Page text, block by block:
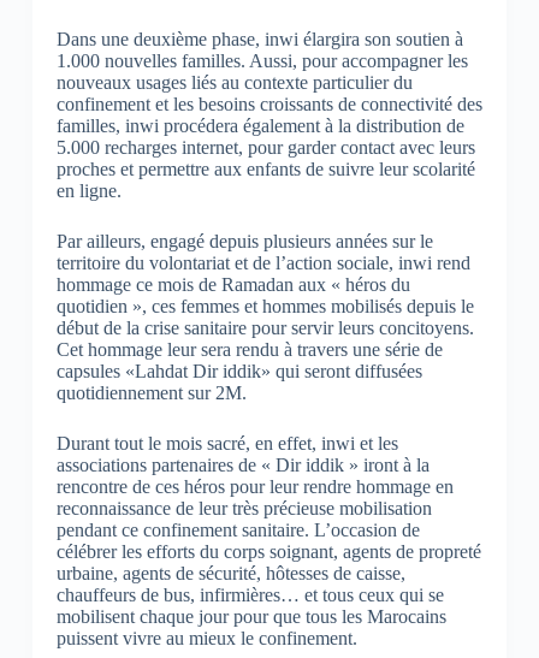
Dans une deuxième phase, inwi élargira son soutien à
1.000 nouvelles familles. Aussi, pour accompagner les
nouveaux usages liés au contexte particulier du
confinement et les besoins croissants de connectivité des
familles, inwi procédera également à la distribution de
5.000 recharges internet, pour garder contact avec leurs
proches et permettre aux enfants de suivre leur scolarité
en ligne.
Par ailleurs, engagé depuis plusieurs années sur le
territoire du volontariat et de l’action sociale, inwi rend
hommage ce mois de Ramadan aux « héros du
quotidien », ces femmes et hommes mobilisés depuis le
début de la crise sanitaire pour servir leurs concitoyens.
Cet hommage leur sera rendu à travers une série de
capsules «Lahdat Dir iddik» qui seront diffusées
quotidiennement sur 2M.
Durant tout le mois sacré, en effet, inwi et les
associations partenaires de « Dir iddik » iront à la
rencontre de ces héros pour leur rendre hommage en
reconnaissance de leur très précieuse mobilisation
pendant ce confinement sanitaire. L’occasion de
célébrer les efforts du corps soignant, agents de propreté
urbaine, agents de sécurité, hôtesses de caisse,
chauffeurs de bus, infirmières… et tous ceux qui se
mobilisent chaque jour pour que tous les Marocains
puissent vivre au mieux le confinement.